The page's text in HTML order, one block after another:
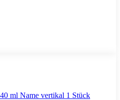
ml Name vertikal 1 Stück